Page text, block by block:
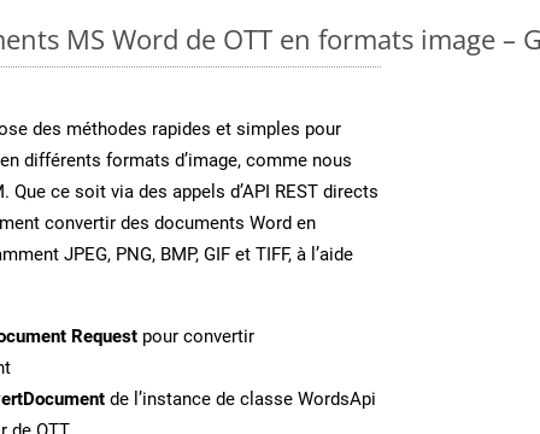
MS Word de OTT en formats image –
des méthodes rapides et simples pour
différents formats d’image, comme nous
Que ce soit via des appels d’API REST directs
convertir des documents Word en
JPEG, PNG, BMP, GIF et TIFF, à l’aide
Request pour convertir
de l’instance de classe WordsApi